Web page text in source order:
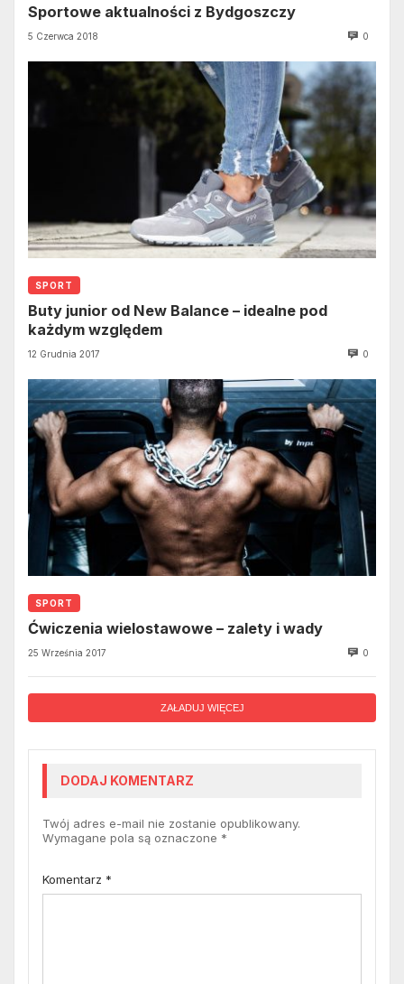
Sportowe aktualności z Bydgoszczy
5 Czerwca 2018 0
SPORT
Buty junior od New Balance – idealne pod
każdym względem
12 Grudnia 2017 0
SPORT
Ćwiczenia wielostawowe – zalety i wady
25 Września 2017 0
ZAŁADUJ WIĘCEJ
DODAJ KOMENTARZ
Twój adres e-mail nie zostanie opublikowany.
Wymagane pola są oznaczone *
Komentarz *